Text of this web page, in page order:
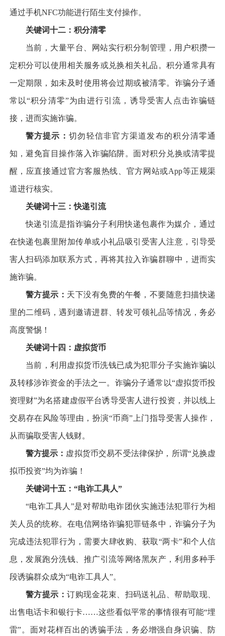
通过手机NFC功能进行陌生支付操作。
关键词十二：积分清零
当前，大量平台、网站实行积分制管理，用户积攒一
定积分可以使用相关服务或兑换相关礼品。积分通常具有
一定期限，如未及时使用将会过期或被清零。诈骗分子通
常以“积分清零”为由进行引流，诱导受害人点击诈骗链
接，进而实施诈骗。
警方提示： 切勿轻信非官方渠道发布的积分清零通
知，避免盲目操作落入诈骗陷阱。面对积分兑换或清零提
醒，应直接通过官方客服热线、官方网站或App等正规渠
道进行核实。
关键词十三：快递引流
快递引流是指诈骗分子利用快递包裹作为媒介，通过
在快递包裹里附加传单或小礼品吸引受害人注意，引导受
害人扫码添加联系方式，再将其拉入诈骗群聊中，进而实
施诈骗。
警方提示： 天下没有免费的午餐，不要随意扫描快递
里的二维码，遇到邀请进群、转发可领礼品等情况，务必
高度警惕！
关键词十四：虚拟货币
当前，利用虚拟货币洗钱已成为犯罪分子实施诈骗以
及转移涉诈资金的手法之一。诈骗分子通常以“虚拟货币投
资理财”为名搭建虚假平台诱导受害人进行投资，并以线上
交易存在风险等理由，扮演“币商”上门指导受害人操作，
从而骗取受害人钱财。
警方提示： 虚拟货币交易不受法律保护，所谓“兑换虚
拟币投资”均为诈骗！
关键词十五：“电诈工具人”
“电诈工具人”是对帮助电诈团伙实施违法犯罪行为相
关人员的统称。在电信网络诈骗犯罪链条中，诈骗分子为
完成违法犯罪行为，需要大肆收购、获取“两卡”和个人信
息，发展跑分洗钱、推广引流等网络黑灰产，利用多种手
段诱骗群众成为“电诈工具人”。
警方提示：订购现金花束、扫码送礼品、帮助取现、
出售电话卡和银行卡……这些看似平常的事情很有可能“埋
雷”。面对花样百出的诱骗手法，务必增强自身识骗、防